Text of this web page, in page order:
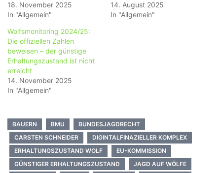
18. November 2025
In "Allgemein"
14. August 2025
In "Allgemein"
Wolfsmonitoring 2024/25:
Die offiziellen Zahlen
beweisen – der günstige
Erhaltungszustand ist nicht
erreicht
14. November 2025
In "Allgemein"
BAUERN BMU
BUNDESJAGDRECHT
CARSTEN SCHNEIDER
DIGINTALFINAZIELLER KOMPLEX
ERHALTUNGSZUSTAND WOLF
EU-KOMMISSION
GÜNSTIGER ERHALTUNGSZUSTAND
JAGD AUF WÖLFE